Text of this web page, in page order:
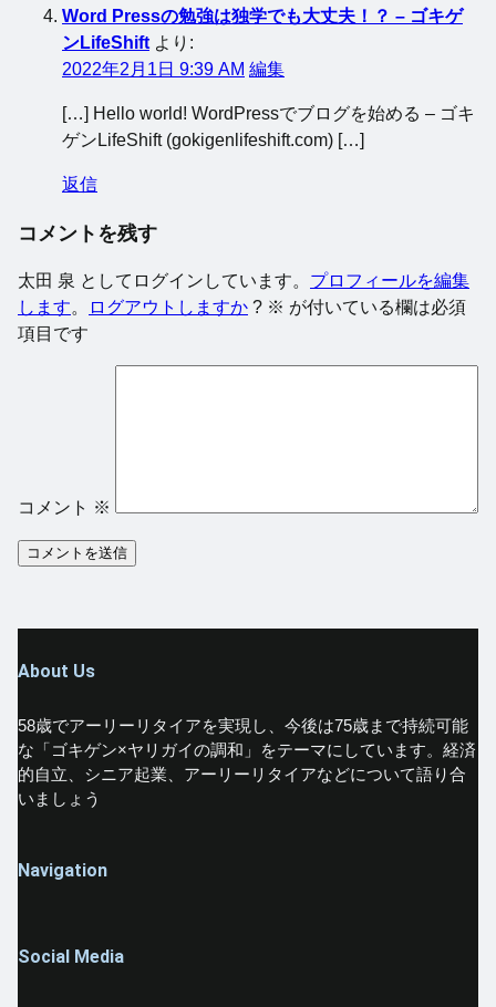
Word Pressの勉強は独学でも大丈夫！？ – ゴキゲ
ンLifeShift より:
2022年2月1日 9:39 AM 編集
[…] Hello world! WordPressでブログを始める – ゴキ
ゲンLifeShift (gokigenlifeshift.com) […]
返信
コメントを残す
太田 泉 としてログインしています。 プロフィールを編集
します。 ログアウトしますか ? ※ が付いている欄は必須
項目です
コメント ※
About Us
58歳でアーリーリタイアを実現し、今後は75歳まで持続可能
な「ゴキゲン×ヤリガイの調和」をテーマにしています。経済
的自立、シニア起業、アーリーリタイアなどについて語り合
いましょう
Navigation
Social Media